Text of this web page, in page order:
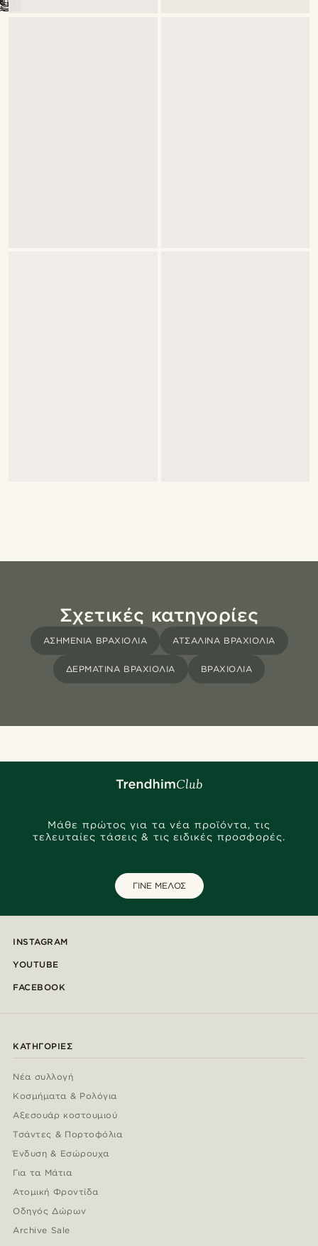
Σχετικές κατηγορίες
ΑΣΗΜΈΝΙΑ ΒΡΑΧΙΌΛΙΑ ΑΤΣΆΛΙΝΑ ΒΡΑΧΙΌΛΙΑ
ΔΕΡΜΆΤΙΝΑ ΒΡΑΧΙΌΛΙΑ ΒΡΑΧΙΌΛΙΑ
Μάθε πρώτος για τα νέα προϊόντα, τις
τελευταίες τάσεις & τις ειδικές προσφορές.
ΓΙΝΕ ΜΕΛΟΣ
INSTAGRAM
YOUTUBE
FACEBOOK
ΚΑΤΗΓΟΡΊΕΣ
Νέα συλλογή
Κοσμήματα & Ρολόγια
Αξεσουάρ κοστουμιού
Τσάντες & Πορτοφόλια
Ένδυση & Εσώρουχα
Για τα Μάτια
Ατομική Φροντίδα
Οδηγός Δώρων
Archive Sale